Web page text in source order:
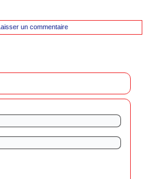
Laisser un commentaire